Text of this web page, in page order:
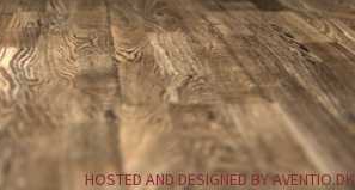
HOSTED AND DESIGNED BY AVENTIO.DK